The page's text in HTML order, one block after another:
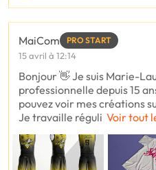
MaiCom PRO START
15 avril à 12:14
Bonjour 👋 Je suis Marie-
professionnelle depuis 15
pouvez voir mes créations
Je travaille réguli Voir tout